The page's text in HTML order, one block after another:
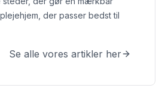
der passer bedst til
Se alle vores artikler her